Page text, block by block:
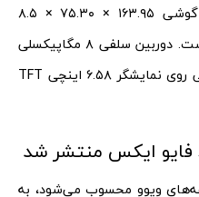
دارد. طبق این لیست ابعاد این گوشی ۱۶۳.۹۵ × ۷۵.۳۰ × ۸.۵
میلی‌متر و وزن آن حدود ۱۷۰گرم است. دوربین سلفی ۸ مگاپیکسلی
این گوشی در پانچ هول پنل جلویی روی نمایشگر ۶.۵۸ اینچی TFT
فایو ایکس منتشر شد
ویوو محسوب می‌شود، به